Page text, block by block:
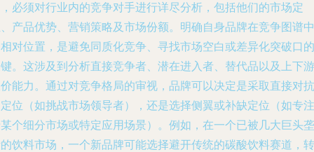
必须对行业内的竞争对手进行详尽分析，包括他们的市场定
产品优势、营销策略及市场份额。明确自身品牌在竞争图谱中
对位置，是避免同质化竞争、寻找市场空白或差异化突破口的
。这涉及到分析直接竞争者、潜在进入者、替代品以及上下游
能力。通过对竞争格局的审视，品牌可以决定是采取直接对抗
位（如挑战市场领导者），还是选择侧翼或补缺定位（如专注
个细分市场或特定应用场景）。例如，在一个已被几大巨头垄
饮料市场，一个新品牌可能选择避开传统的碳酸饮料赛道，转